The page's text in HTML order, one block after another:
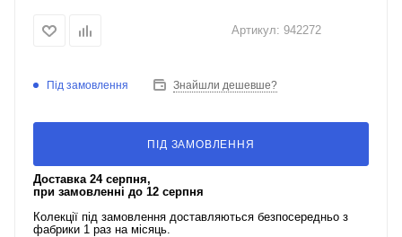
Артикул: 942272
Під замовлення Знайшли дешевше?
ПІД ЗАМОВЛЕННЯ
Доставка 24 серпня,
при замовленні до 12 серпня
Колекції під замовлення доставляються безпосередньо з
фабрики 1 раз на місяць.